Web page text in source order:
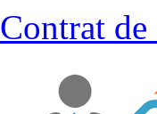
Contrat de